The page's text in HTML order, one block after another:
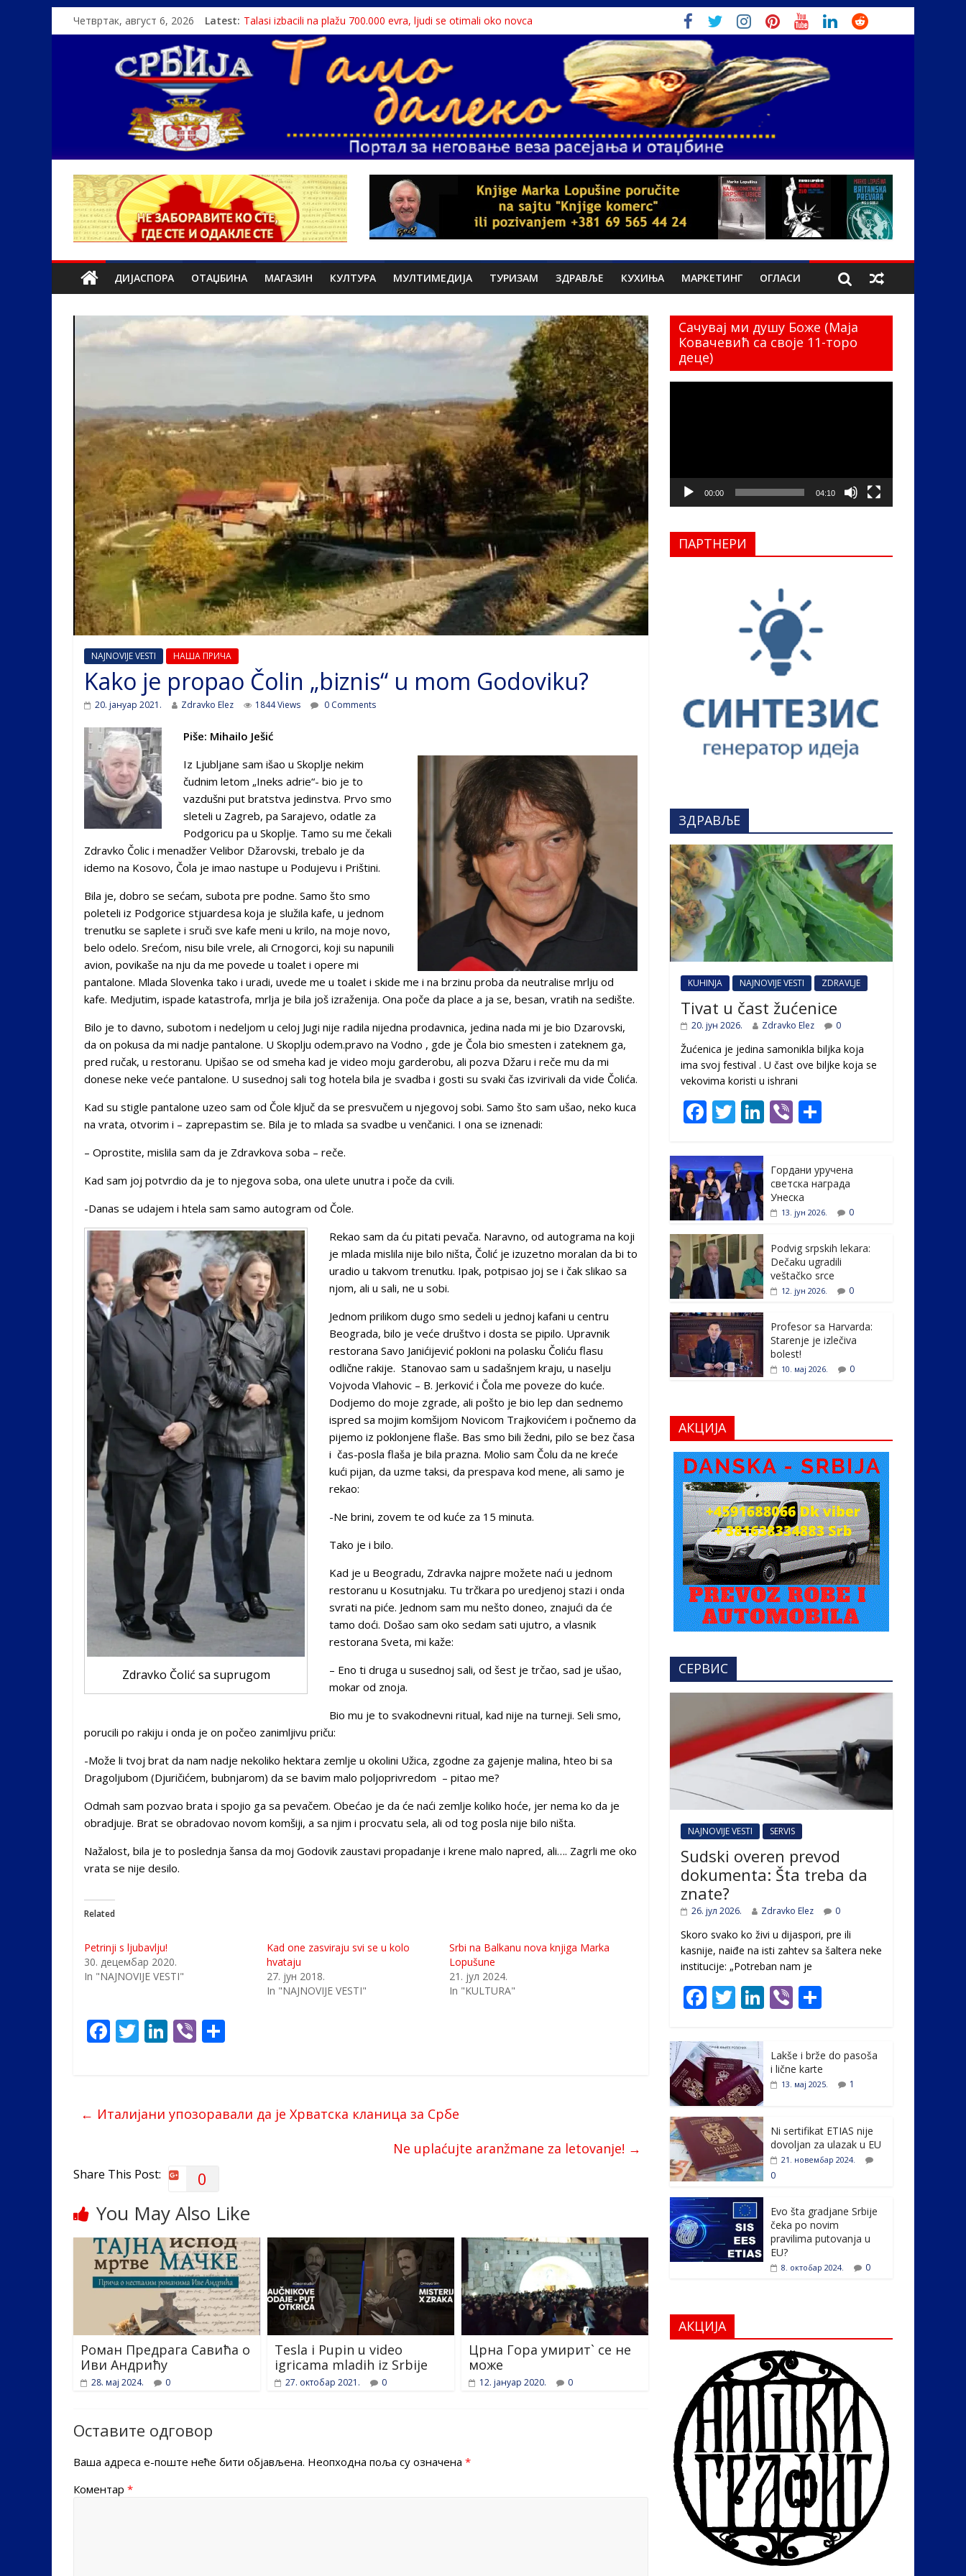
Четвртак, август 6, 2026 Latest: Talasi izbacili na plažu 700.000 evra, ljudi se otimali oko novca
Srbin zaspao na Dunavu, reka ga odnela u Rumuniju
Politika i seks glavne teme srpskih medija
U Srbiji pola miliona migranata, 100 000 stranaca se zaposlilo
Monasi spasili dete sa litice visoke 15 metara
ДИЈАСПОРА ОТАЏБИНА МАГАЗИН КУЛТУРА МУЛТИМЕДИЈА ТУРИЗАМ ЗДРАВЉЕ КУХИЊА МАРКЕТИНГ ОГЛАСИ
NAJNOVIJE VESTI НАША ПРИЧА
Kako je propao Čolin „biznis“ u mom Godoviku?
20. јануар 2021. Zdravko Elez 1844 Views 0 Comments
Piše: Mihailo Ješić
Iz Ljubljane sam išao u Skoplje nekim
čudnim letom „Ineks adrie“- bio je to
vazdušni put bratstva jedinstva. Prvo smo
sleteli u Zagreb, pa Sarajevo, odatle za
Podgoricu pa u Skoplje. Tamo su me čekali
Zdravko Čolic i menadžer Velibor Džarovski, trebalo je da
idemo na Kosovo, Čola je imao nastupe u Podujevu i Prištini.
Bila je, dobro se sećam, subota pre podne. Samo što smo
poleteli iz Podgorice stjuardesa koja je služila kafe, u jednom
trenutku se saplete i sruči sve kafe meni u krilo, na moje novo,
belo odelo. Srećom, nisu bile vrele, ali Crnogorci, koji su napunili
avion, povikaše na nju da me povede u toalet i opere mi
pantalone. Mlada Slovenka tako i uradi, uvede me u toalet i skide me i na brzinu proba da neutralise mrlju od
kafe. Medjutim, ispade katastrofa, mrlja je bila još izraženija. Ona poče da place a ja se, besan, vratih na sedište.
Bilo je to davno, subotom i nedeljom u celoj Jugi nije radila nijedna prodavnica, jedina nada mi je bio Dzarovski,
da on pokusa da mi nadje pantalone. U Skoplju odem.pravo na Vodno , gde je Čola bio smesten i zateknem ga,
pred ručak, u restoranu. Upišao se od smeha kad je video moju garderobu, ali pozva Džaru i reče mu da mi
donese neke veće pantalone. U susednoj sali tog hotela bila je svadba i gosti su svaki čas izvirivali da vide Čolića.
Kad su stigle pantalone uzeo sam od Čole ključ da se presvučem u njegovoj sobi. Samo što sam ušao, neko kuca
na vrata, otvorim i – zaprepastim se. Bila je to mlada sa svadbe u venčanici. I ona se iznenadi:
– Oprostite, mislila sam da je Zdravkova soba – reče.
Kad sam joj potvrdio da je to njegova soba, ona ulete unutra i poče da cvili.
-Danas se udajem i htela sam samo autogram od Čole.
Zdravko Čolić sa suprugom
Rekao sam da ću pitati pevača. Naravno, od autograma na koji
je mlada mislila nije bilo ništa, Čolić je izuzetno moralan da bi to
uradio u takvom trenutku. Ipak, potpisao joj se i čak slikao sa
njom, ali u sali, ne u sobi.
Jednom prilikom dugo smo sedeli u jednoj kafani u centru
Beograda, bilo je veće društvo i dosta se pipilo. Upravnik
restorana Savo Janićijević pokloni na polasku Čoliću flasu
odlične rakije. Stanovao sam u sadašnjem kraju, u naselju
Vojvoda Vlahovic – B. Jerković i Čola me poveze do kuće.
Dodjemo do moje zgrade, ali pošto je bio lep dan sednemo
ispred sa mojim komšijom Novicom Trajkovićem i počnemo da
pijemo iz poklonjene flaše. Bas smo bili žedni, pilo se bez časa
i čas-posla flaša je bila prazna. Molio sam Čolu da ne kreće
kući pijan, da uzme taksi, da prespava kod mene, ali samo je
rekao:
-Ne brini, zovem te od kuće za 15 minuta.
Tako je i bilo.
Kad je u Beogradu, Zdravka najpre možete naći u jednom
restoranu u Kosutnjaku. Tu trčkara po uredjenoj stazi i onda
svrati na piće. Jednom sam mu nešto doneo, znajući da će
tamo doći. Došao sam oko sedam sati ujutro, a vlasnik
restorana Sveta, mi kaže:
– Eno ti druga u susednoj sali, od šest je trčao, sad je ušao,
mokar od znoja.
Bio mu je to svakodnevni ritual, kad nije na turneji. Seli smo,
porucili po rakiju i onda je on počeo zanimljivu priču:
-Može li tvoj brat da nam nadje nekoliko hektara zemlje u okolini Užica, zgodne za gajenje malina, hteo bi sa
Dragoljubom (Djuričićem, bubnjarom) da se bavim malo poljoprivredom – pitao me?
Odmah sam pozvao brata i spojio ga sa pevačem. Obećao je da će naći zemlje koliko hoće, jer nema ko da je
obradjuje. Brat se obradovao novom komšiji, a sa njim i procvatu sela, ali od tog posla nije bilo ništa.
Nažalost, bila je to poslednja šansa da moj Godovik zaustavi propadanje i krene malo napred, ali…. Zagrli me oko
vrata se nije desilo.
Related
Petrinji s ljubavlju!
30. децембар 2020.
In "NAJNOVIJE VESTI"
Kad one zasviraju svi se u kolo
hvataju
27. јун 2018.
In "NAJNOVIJE VESTI"
Srbi na Balkanu nova knjiga Marka
Lopušune
21. јул 2024.
In "KULTURA"
F
ac
o
k
T
w
Li
n
dI
Vi
b
← Италијани упозоравали да је Хрватска кланица за Србе
Ne uplaćujte aranžmane za letovanje! →
Share This Post: 0
You May Also Like
Роман Предрага Савића о
Иви Андрићу
28. мај 2024. 0
Tesla i Pupin u video
igricama mladih iz Srbije
27. октобар 2021. 0
Црна Гора умирит` се не
може
12. јануар 2020. 0
Оставите одговор
Ваша адреса е-поште неће бити објављена. Неопходна поља су означена *
Коментар *
Сачувај ми душу Боже (Маја
Ковачевић са своје 11-торо
деце)
00:00 04:10
ПАРТНЕРИ
ЗДРАВЉЕ
KUHINJA NAJNOVIJE VESTI ZDRAVLJE
Tivat u čast žućenice
20. јун 2026. Zdravko Elez 0
Žućenica je jedina samonikla biljka koja
ima svoj festival . U čast ovе biljke koja se
vekovima koristi u ishrani
F
e
b
o
o
k
T
itt
er
Li
e
dI
n
Vi
e
Гордани уручена
светска награда
Унеска
13. јун 2026. 0
Podvig srpskih lekara:
Dečaku ugradili
veštačko srce
12. јун 2026. 0
Profesor sa Harvarda:
Starenje je izlečiva
bolest!
10. мај 2026. 0
АКЦИЈА
СЕРВИС
NAJNOVIJE VESTI SERVIS
Sudski overen prevod
dokumenta: Šta treba da
znate?
26. јул 2026. Zdravko Elez 0
Skoro svako ko živi u dijaspori, pre ili
kasnije, naiđe na isti zahtev sa šaltera neke
institucije: „Potreban nam je
F
e
b
o
o
k
T
itt
er
Li
e
dI
Vi
er ar
e
Lakše i brže do pasoša
i lične karte
13. мај 2025. 1
Ni sertifikat ETIAS nije
dovoljan za ulazak u EU
21. новембар 2024.
0
Evo šta gradjane Srbije
čeka po novim
pravilima putovanja u
EU?
8. октобар 2024. 0
АКЦИЈА